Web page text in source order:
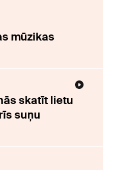
mūzikas
skatīt lietu
suņu